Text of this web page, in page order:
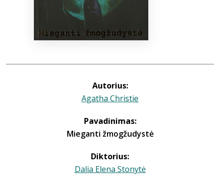
Autorius:
Agatha Christie
Pavadinimas:
Mieganti žmogžudystė
Diktorius:
Dalia Elena Stonytė